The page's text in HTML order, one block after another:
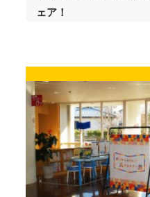
ェア！